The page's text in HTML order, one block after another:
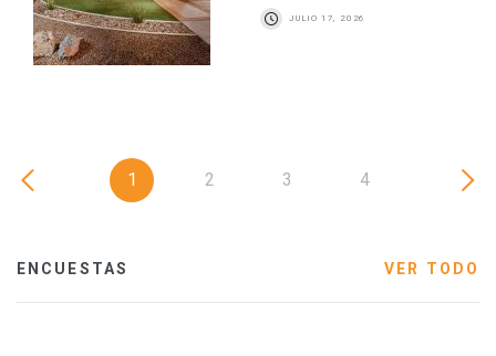
JULIO 17, 2026
1 2 3 4
ENCUESTAS VER TODO